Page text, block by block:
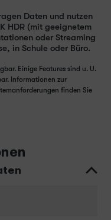
Daten und nutzen
HDR (mit geeignetem
oder Streaming
in Schule oder Büro.
Einige Features sind u. U.
Informationen zur
finden Sie